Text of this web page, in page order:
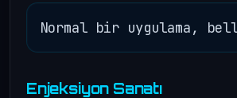
Enjeksiyon Sanatı